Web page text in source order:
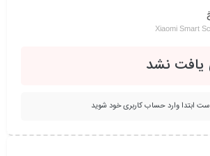
Xiaomi Smart
نشد
ابتدا وارد حساب کاربری خود شوید